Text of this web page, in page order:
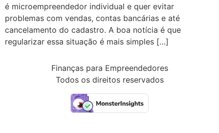
é microempreendedor individual e quer evitar
problemas com vendas, contas bancárias e até
cancelamento do cadastro. A boa notícia é que
regularizar essa situação é mais simples […]
Finanças para Empreendedores
Todos os direitos reservados